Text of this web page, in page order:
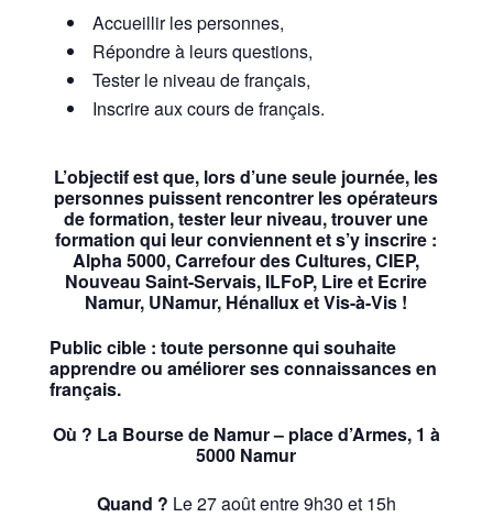
Accueillir les personnes,
Répondre à leurs questions,
Tester le niveau de français,
Inscrire aux cours de français.
L’objectif est que, lors d’une seule journée, les
personnes puissent rencontrer les opérateurs
de formation, tester leur niveau, trouver une
formation qui leur conviennent et s’y inscrire :
Alpha 5000, Carrefour des Cultures, CIEP,
Nouveau Saint-Servais, ILFoP, Lire et Ecrire
Namur, UNamur, Hénallux et Vis-à-Vis !
Public cible: toute personne qui souhaite
apprendre ou améliorer ses connaissances en
français.
Où ? La Bourse de Namur – place d’Armes, 1 à
5000 Namur
Quand ? Le 27 août entre 9h30 et 15h